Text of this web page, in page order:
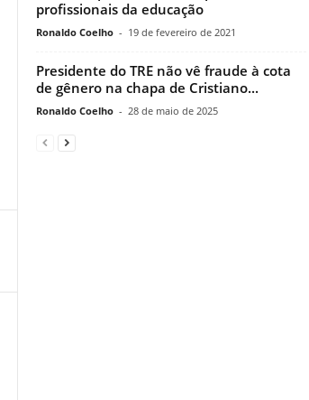
profissionais da educação
Ronaldo Coelho - 19 de fevereiro de 2021
Presidente do TRE não vê fraude à cota
de gênero na chapa de Cristiano...
Ronaldo Coelho - 28 de maio de 2025